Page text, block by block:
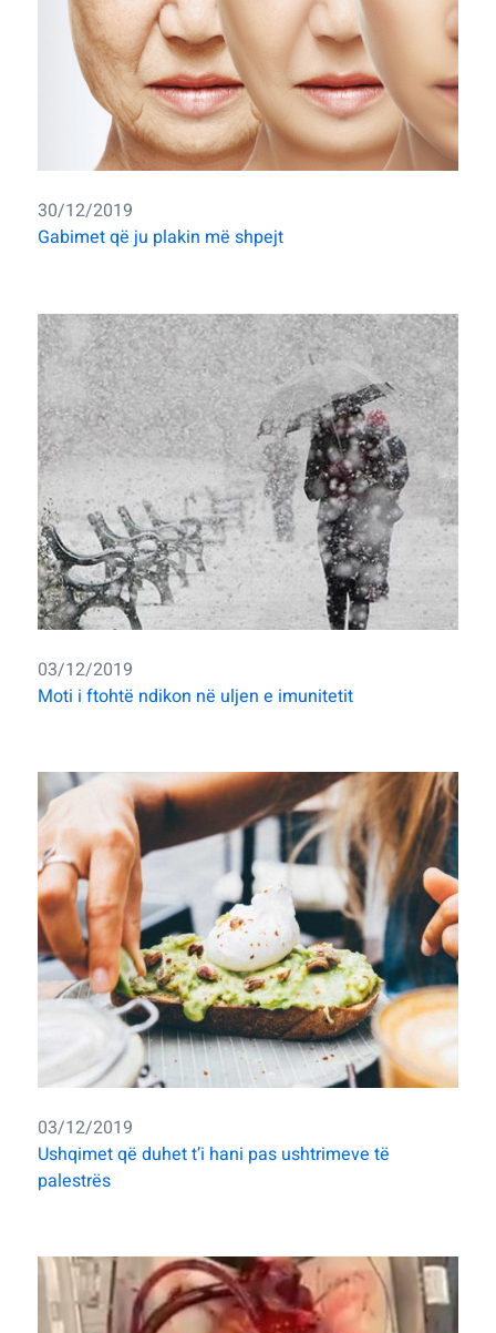
30/12/2019
Gabimet që ju plakin më shpejt
03/12/2019
Moti i ftohtë ndikon në uljen e imunitetit
03/12/2019
Ushqimet që duhet t’i hani pas ushtrimeve të
palestrës